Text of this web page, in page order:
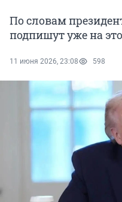
По словам
подпишут уже на
11 июня 2026, 23:08 598